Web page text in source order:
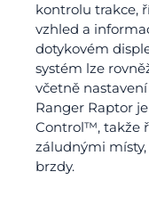
kontrolu trakce,
vzhled a
dotykovém
systém lze
včetně
Ranger Raptor
Control™, takže
záludnými
brzdy.